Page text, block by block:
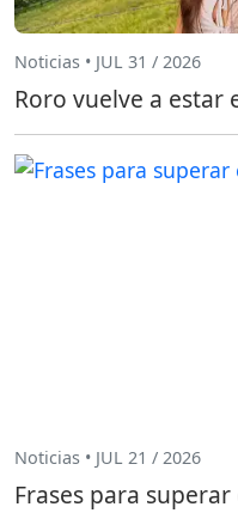
Noticias • JUL 31 / 2026
Roro vuelve a estar
Noticias • JUL 21 / 2026
Frases para